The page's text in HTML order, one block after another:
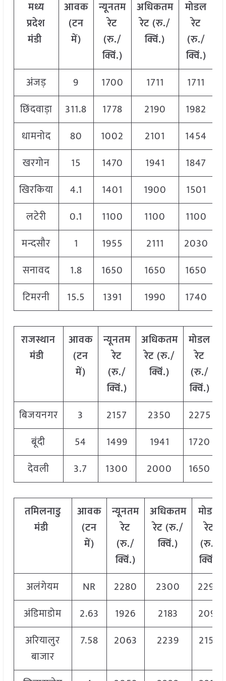
मध्य
प्रदेश
मंडी
आवक
(टन
में)
न्यूनतम
रेट
(रु./
क्विं.)
अधिकतम
रेट (रु./
क्विं.)
मोडल
रेट
(रु./
क्विं.)
अंजड़
9 1700 1711
1711
छिंदवाड़ा
311.8 1778 2190
1982
धामनोद
80 1002 2101
1454
खरगोन
15 1470 1941
1847
खिरकिया
4.1 1401 1900
1501
लटेरी
0.1 1100 1100
1100
मन्दसौर
1 1955 2111
2030
सनावद
1.8 1650 1650
1650
टिमरनी
15.5 1391 1990 1740
राजस्थान
मंडी
आवक
(टन
में)
न्यूनतम
रेट
(रु./
क्विं.)
अधिकतम
रेट (रु./
क्विं.)
मोडल
रेट
(रु./
क्विं.)
बिजयनगर
3 2157 2350
2275
बूंदी
54 1499 1941
1720
देवली
3.7 1300 2000 1650
तमिलनाडु
मंडी
आवक
(टन
में)
न्यूनतम
रेट
(रु./
क्विं.)
अधिकतम
रेट (रु./
क्विं.)
मोडल
रेट
(रु./
क्विं.)
अलंगेयम
NR 2280 2300
2290
अंडिमाडोम
2.63 1926 2183
2091
अरियालुर
बाजार
7.58 2063 2239 2159